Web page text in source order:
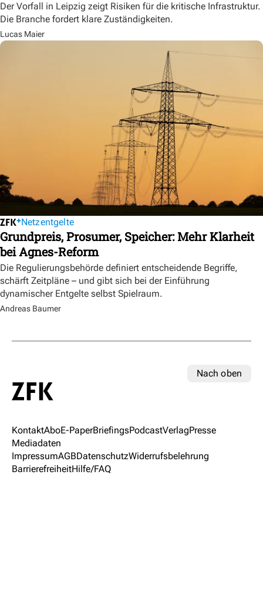
Der Vorfall in Leipzig zeigt Risiken für die kritische Infrastruktur.
Die Branche fordert klare Zuständigkeiten.
Lucas Maier
Netzentgelte
Grundpreis, Prosumer, Speicher: Mehr Klarheit
bei Agnes-Reform
Die Regulierungsbehörde definiert entscheidende Begriffe,
schärft Zeitpläne – und gibt sich bei der Einführung
dynamischer Entgelte selbst Spielraum.
Andreas Baumer
Nach oben
KontaktAboE-PaperBriefingsPodcastVerlagPresse
Mediadaten
ImpressumAGBDatenschutzWiderrufsbelehrung
BarrierefreiheitHilfe/FAQ